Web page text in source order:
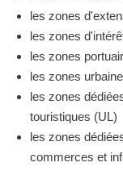
les zones
les zones
les zones
les zones
les zones
touristiques (UL)
les zones
commerces et